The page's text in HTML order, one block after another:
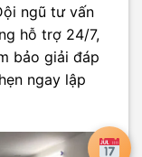
ngũ tư vấn
hỗ trợ 24/7,
bảo giải đáp
ngay lập